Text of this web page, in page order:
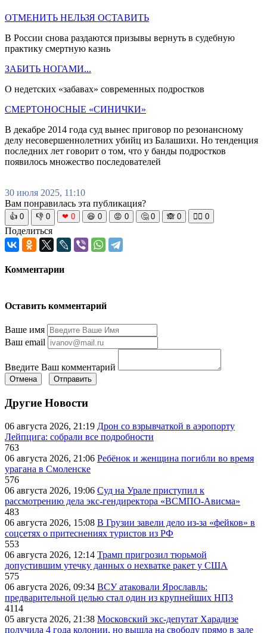
ОТМЕНИТЬ НЕЛЬЗЯ ОСТАВИТЬ
В России снова раздаются призывы вернуть в судебную
практику смертную казнь
ЗАБИТЬ НОГАМИ...
О недетских «забавах» современных подростков
СМЕРТОНОСНЫЕ «СИНИЧКИ»
В декабре 2014 года суд вынес приговор по резонансному
делу несовершеннолетних убийц из Балашихи. Но тенденция
последних лет говорит о том, что у банды подростков
появилось множество последователей
30 июля 2025, 11:10
Вам понравилась эта публикация?
👍 0 👎 0 ❤ 0 😆 0 😡 0 🤔 0 🙈 0 🧘‍♀️ 0
Поделиться
Комментарии
Оставить комментарий
Ваше имя
Ваш email
Введите Ваш комментарий
Отмена Отправить
Другие Новости
06 августа 2026, 21:19 Дрон со взрывчаткой в аэропорту
Лейпцига: собрали все подробности
763
06 августа 2026, 21:06 Ребёнок и женщина погибли во время
урагана в Смоленске
576
06 августа 2026, 19:06 Суд на Урале приступил к
рассмотрению дела экс-гендиректора «ВСМПО-Ависма»
483
06 августа 2026, 15:08 В Грузии завели дело из-за «фейков» в
соцсетях о притеснениях туристов из РФ
553
06 августа 2026, 12:14 Трамп пригрозил тюрьмой
допустившим утечку данных о нехватке ракет у США
575
06 августа 2026, 09:34 ВСУ атаковали Ярославль:
предварительной целью стал один из крупнейших НПЗ
4114
05 августа 2026, 21:38 Московский экс-депутат Харадизе
получила 4 года колонии, но вышла на свободу прямо в зале